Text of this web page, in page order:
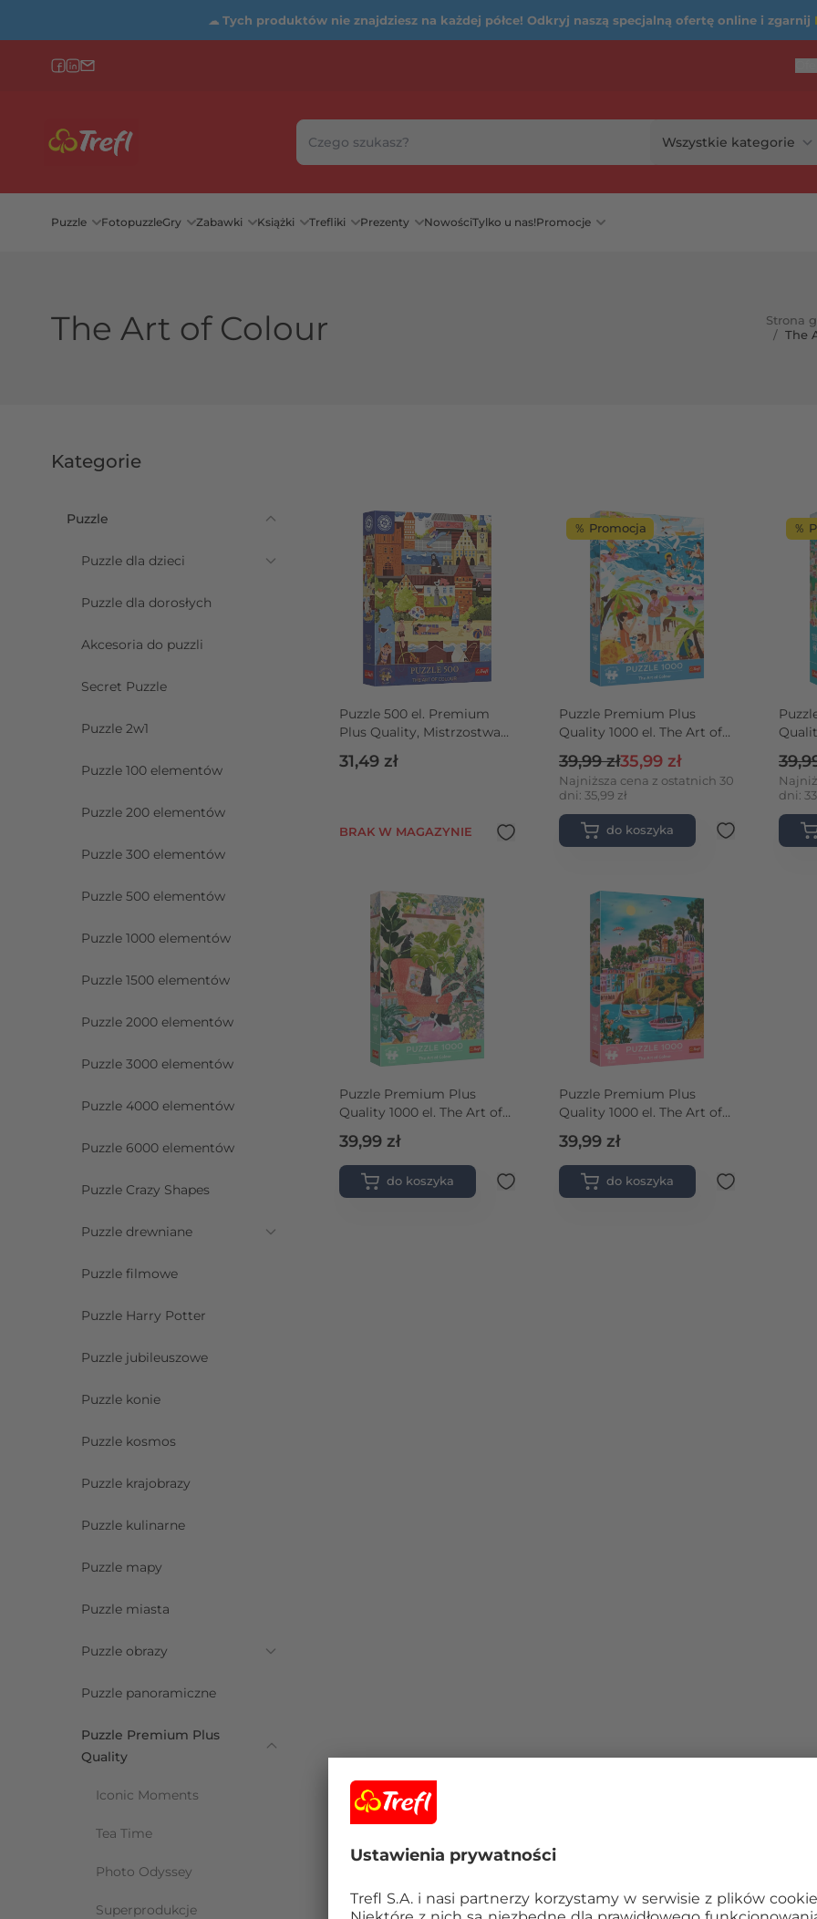
☁ Tych produktów nie znajdziesz na każdej półce! Odkryj naszą specjalną ofertę online i zgarnij
Szukaj w sklepie...
Wybierz kategorię
Puzzle FotopuzzleGry Zabawki Książki Trefliki Prezenty NowościTylko u nas!Promocje
The Art of Colour Strona
/ The
Kategorie
Przejdź do listy produktów
Puzzle
Puzzle dla dzieci
Puzzle dla dorosłych
Akcesoria do puzzli
Secret Puzzle
Puzzle 2w1
Puzzle 100 elementów
Puzzle 200 elementów
Puzzle 300 elementów
Puzzle 500 elementów
Puzzle 1000 elementów
Puzzle 1500 elementów
Puzzle 2000 elementów
Puzzle 3000 elementów
Puzzle 4000 elementów
Puzzle 6000 elementów
Puzzle Crazy Shapes
Puzzle drewniane
Puzzle filmowe
Puzzle Harry Potter
Puzzle jubileuszowe
Puzzle konie
Puzzle kosmos
Puzzle krajobrazy
Puzzle kulinarne
Puzzle mapy
Puzzle miasta
Puzzle obrazy
Puzzle panoramiczne
Puzzle Premium Plus
Quality
Iconic Moments
Tea Time
Photo Odyssey
Superprodukcje
Puzzle 500 el. Premium
Plus Quality, Mistrzostwa
Polski, Puzzlowe lato w
Olsztynie
31,49 zł
BRAK W MAGAZYNIE
％ Promocja
Puzzle Premium Plus
Quality 1000 el. The Art of
Colour: W wakacyjnym
ferworze
Cena promocyjna
35,99 zł
Cena regularna
39,99 zł
Najniższa cena z ostatnich 30
dni: 35,99 zł
do koszyka
％
dni:
Puzzle Premium Plus
Quality 1000 el. The Art of
Colour: Nie ma to jak w
domu
39,99 zł
do koszyka
Puzzle Premium Plus
Quality 1000 el. The Art of
Colour: Siros, Grecja
39,99 zł
do koszyka